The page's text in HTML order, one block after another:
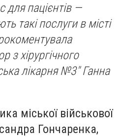
пацієнтів —
такі послуги в місті
з хірургічного
лікарня №3" Ганна
міської військової
Гончаренка,